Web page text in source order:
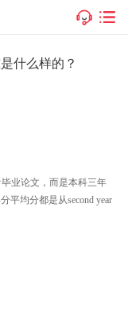
什么样的？
业论文，而是本科三年
平均分都是从second year